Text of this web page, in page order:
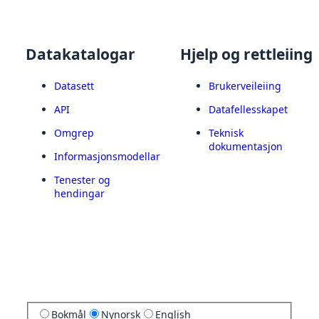
Datakatalogar
Datasett
API
Omgrep
Informasjonsmodellar
Tenester og
hendingar
Hjelp og rettleiing
Brukerveileiing
Datafellesskapet
Teknisk
dokumentasjon
Bokmål Nynorsk English